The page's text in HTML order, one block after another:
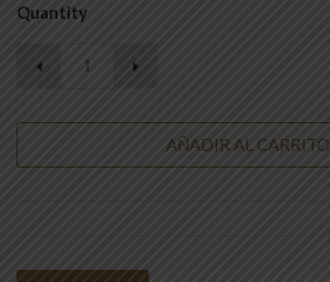
Quantity
AÑADIR AL CARRITO